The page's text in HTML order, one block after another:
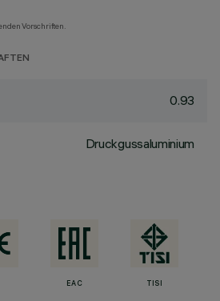
Vorschriften.
0.93
Druckgussaluminium
EAC TISI